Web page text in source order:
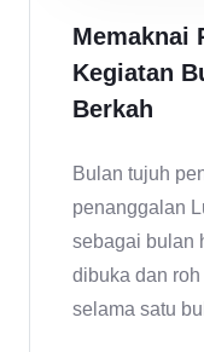
Memaknai
Kegiatan
Berkah
Bulan tujuh
penanggalan
sebagai bulan
dibuka dan
selama satu